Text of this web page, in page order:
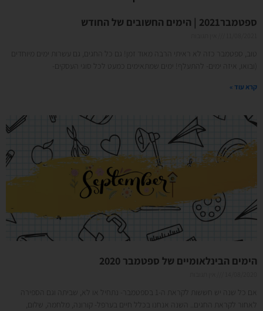
ספטמבר2021 | הימים החשובים של החודש
טוב, ספטמבר כזה לא ראיתי הרבה מאוד זמן! גם כל החגים, גם עשרות ימים מיוחדים
(ובואו, איזה ימים- להתעלף! ימים שמתאימים כמעט לכל סוגי העסקים-
קרא עוד »
הימים הבינלאומיים של ספטמבר 2020
אם כל שנה יש חששות לקראת ה-1 בספטמבר- נתחיל או לא, שביתה וגם הספירה
לאחור לקראת החגים.. השנה אנחנו בכלל חיים בערפל- קורונה, מלחמה, שלום,